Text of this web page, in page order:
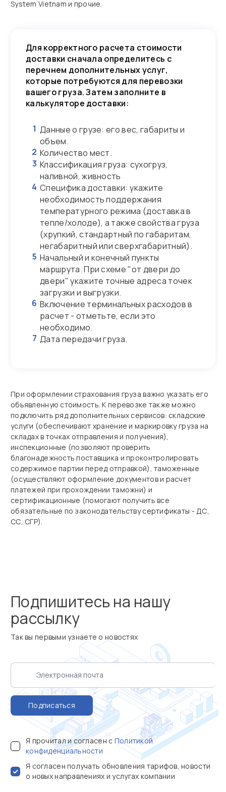
System Vietnam и прочие.
Для корректного расчета стоимости
доставки сначала определитесь с
перечнем дополнительных услуг,
которые потребуются для перевозки
вашего груза. Затем заполните в
калькуляторе доставки:
1 Данные о грузе: его вес, габариты и
объем.
2 Количество мест.
3 Классификация груза: сухогруз,
наливной, живность
4 Специфика доставки: укажите
необходимость поддержания
температурного режима (доставка в
тепле/холоде), а также свойства груза
(хрупкий, стандартный по габаритам,
негабаритный или сверхгабаритный).
5 Начальный и конечный пункты
маршрута. При схеме "от двери до
двери" укажите точные адреса точек
загрузки и выгрузки.
6 Включение терминальных расходов в
расчет - отметьте, если это
необходимо.
7 Дата передачи груза.
При оформлении страхования груза важно указать его
объявленную стоимость. К перевозке также можно
подключить ряд дополнительных сервисов: складские
услуги (обеспечивают хранение и маркировку груза на
складах в точках отправления и получения),
инспекционные (позволяют проверить
благонадежность поставщика и проконтролировать
содержимое партии перед отправкой), таможенные
(осуществляют оформление документов и расчет
платежей при прохождении таможни) и
сертификационные (помогают получить все
обязательные по законодательству сертификаты - ДС,
СС, СГР).
Подпишитесь на нашу
рассылку
Так вы первыми узнаете о новостях
Подписаться
Я прочитал и согласен с Политикой
конфиденциальности
Я согласен получать обновления тарифов, новости
о новых направлениях и услугах компании